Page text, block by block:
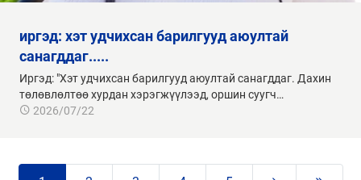
санагддаг.....
Иргэд: "Хэт удчихсан барилгууд аюултай санагддаг. Дахин
төлөвлөлтөө хурдан хэрэгжүүлээд, оршин суугч…
2026/07/22